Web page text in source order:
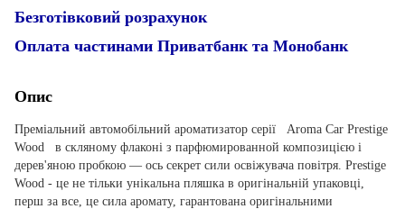
Безготівковий розрахунок
Оплата частинами Приватбанк та Монобанк
Опис
Преміальний автомобільний ароматизатор серії Aroma Car Prestige
Wood в скляному флаконі з парфюмированной композицією і
дерев'яною пробкою — ось секрет сили освіжувача повітря. Prestige
Wood - це не тільки унікальна пляшка в оригінальній упаковці,
перш за все, це сила аромату, гарантована оригінальними